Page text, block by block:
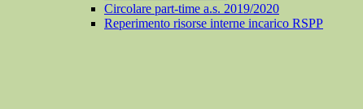
Circolare part-time a.s. 2019/2020
Reperimento risorse interne incarico RSPP